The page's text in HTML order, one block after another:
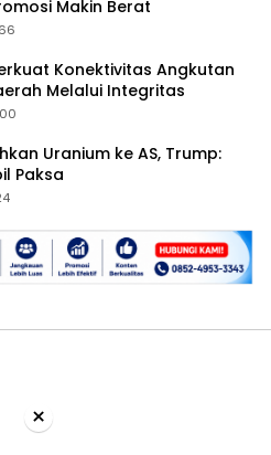
Makin Berat
Konektivitas Angkutan
Melalui Integritas
Uranium ke AS, Trump:
Paksa
×